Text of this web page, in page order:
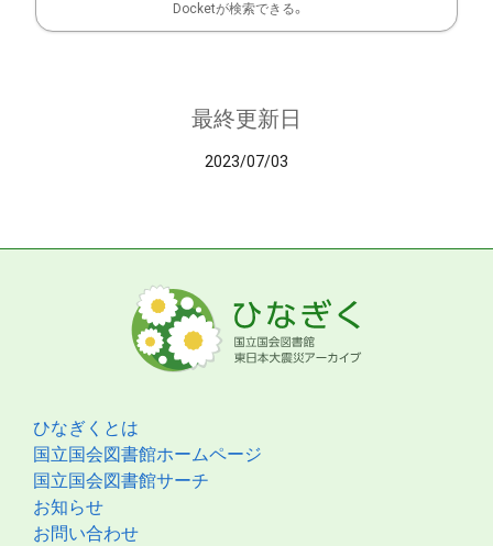
Docketが検索できる。
最終更新日
2023/07/03
ひなぎくとは
国立国会図書館ホームページ
国立国会図書館サーチ
お知らせ
お問い合わせ